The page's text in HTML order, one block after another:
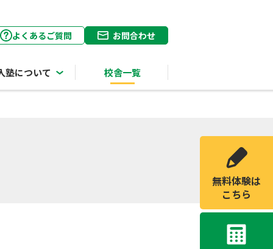
塾について 校舎一覧
よくあるご質問 お問合わせ
無料体験は
こちら